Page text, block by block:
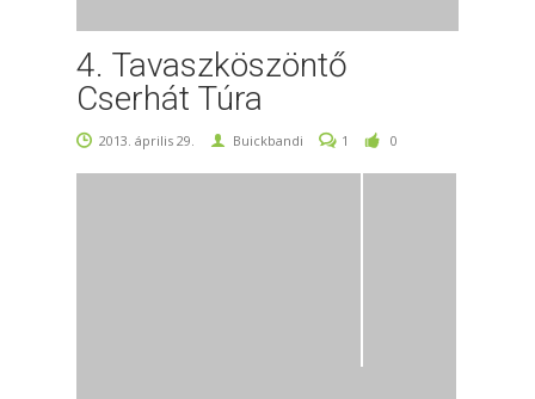
4. Tavaszköszöntő
Cserhát Túra
2013. április 29. Buickbandi 1 0